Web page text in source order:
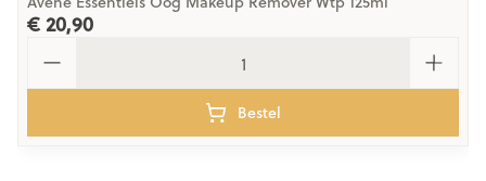
€ 20,90
Bestel